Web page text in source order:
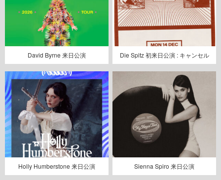
David Byrne 来日公演 Die Spitz 初来日公演 : キャンセル
Holly Humberstone 来日公演 Sienna Spiro 来日公演